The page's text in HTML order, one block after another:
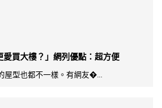
買大樓？」網列優點：超方便
屋型也都不一樣。有網友�...